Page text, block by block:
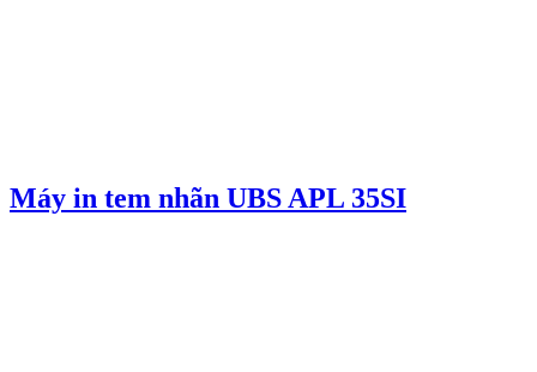
Máy in tem nhãn UBS APL 35SI